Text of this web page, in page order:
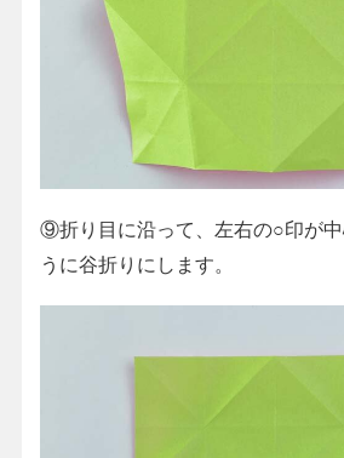
⑨折り目に沿って、左右の○印が
うに谷折りにします。